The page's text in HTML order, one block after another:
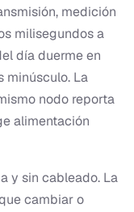
medición
milisegundos a
día duerme en
minúsculo. La
nodo reporta
alimentación
y sin cableado. La
cambiar o